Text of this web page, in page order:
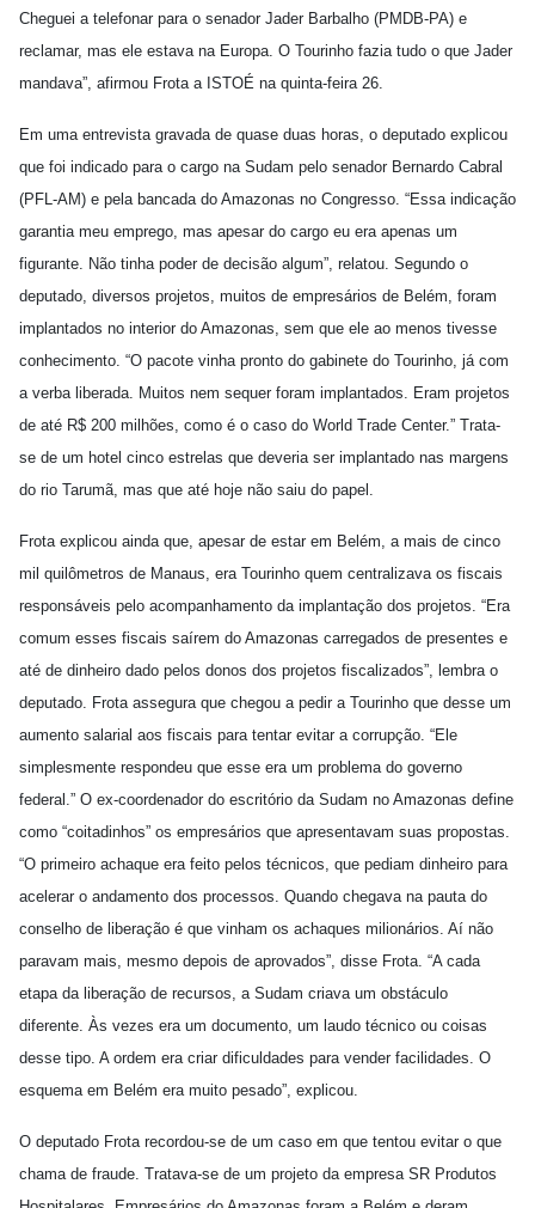
Cheguei a telefonar para o senador Jader Barbalho (PMDB-PA) e
reclamar, mas ele estava na Europa. O Tourinho fazia tudo o que Jader
mandava”, afirmou Frota a ISTOÉ na quinta-feira 26.
Em uma entrevista gravada de quase duas horas, o deputado explicou
que foi indicado para o cargo na Sudam pelo senador Bernardo Cabral
(PFL-AM) e pela bancada do Amazonas no Congresso. “Essa indicação
garantia meu emprego, mas apesar do cargo eu era apenas um
figurante. Não tinha poder de decisão algum”, relatou. Segundo o
deputado, diversos projetos, muitos de empresários de Belém, foram
implantados no interior do Amazonas, sem que ele ao menos tivesse
conhecimento. “O pacote vinha pronto do gabinete do Tourinho, já com
a verba liberada. Muitos nem sequer foram implantados. Eram projetos
de até R$ 200 milhões, como é o caso do World Trade Center.” Trata-
se de um hotel cinco estrelas que deveria ser implantado nas margens
do rio Tarumã, mas que até hoje não saiu do papel.
Frota explicou ainda que, apesar de estar em Belém, a mais de cinco
mil quilômetros de Manaus, era Tourinho quem centralizava os fiscais
responsáveis pelo acompanhamento da implantação dos projetos. “Era
comum esses fiscais saírem do Amazonas carregados de presentes e
até de dinheiro dado pelos donos dos projetos fiscalizados”, lembra o
deputado. Frota assegura que chegou a pedir a Tourinho que desse um
aumento salarial aos fiscais para tentar evitar a corrupção. “Ele
simplesmente respondeu que esse era um problema do governo
federal.” O ex-coordenador do escritório da Sudam no Amazonas define
como “coitadinhos” os empresários que apresentavam suas propostas.
“O primeiro achaque era feito pelos técnicos, que pediam dinheiro para
acelerar o andamento dos processos. Quando chegava na pauta do
conselho de liberação é que vinham os achaques milionários. Aí não
paravam mais, mesmo depois de aprovados”, disse Frota. “A cada
etapa da liberação de recursos, a Sudam criava um obstáculo
diferente. Às vezes era um documento, um laudo técnico ou coisas
desse tipo. A ordem era criar dificuldades para vender facilidades. O
esquema em Belém era muito pesado”, explicou.
O deputado Frota recordou-se de um caso em que tentou evitar o que
chama de fraude. Tratava-se de um projeto da empresa SR Produtos